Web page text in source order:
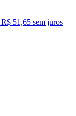
R$ 51,65 sem juros